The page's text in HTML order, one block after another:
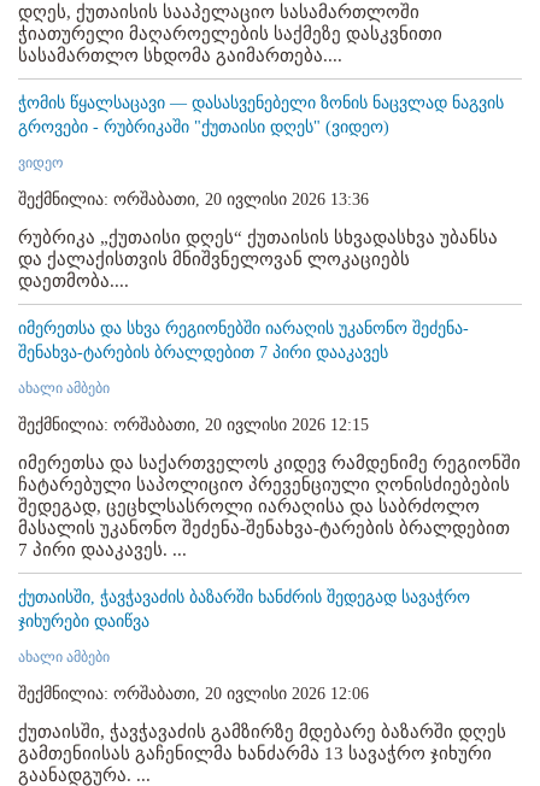
დღეს, ქუთაისის სააპელაციო სასამართლოში
ჭიათურელი მაღაროელების საქმეზე დასკვნითი
სასამართლო სხდომა გაიმართება....
ჭომის წყალსაცავი — დასასვენებელი ზონის ნაცვლად ნაგვის
გროვები - რუბრიკაში "ქუთაისი დღეს" (ვიდეო)
ვიდეო
შექმნილია: ორშაბათი, 20 ივლისი 2026 13:36
რუბრიკა „ქუთაისი დღეს“ ქუთაისის სხვადასხვა უბანსა
და ქალაქისთვის მნიშვნელოვან ლოკაციებს
დაეთმობა....
იმერეთსა და სხვა რეგიონებში იარაღის უკანონო შეძენა-
შენახვა-ტარების ბრალდებით 7 პირი დააკავეს
ახალი ამბები
შექმნილია: ორშაბათი, 20 ივლისი 2026 12:15
იმერეთსა და საქართველოს კიდევ რამდენიმე რეგიონში
ჩატარებული საპოლიციო პრევენციული ღონისძიებების
შედეგად, ცეცხლსასროლი იარაღისა და საბრძოლო
მასალის უკანონო შეძენა-შენახვა-ტარების ბრალდებით
7 პირი დააკავეს. ...
ქუთაისში, ჭავჭავაძის ბაზარში ხანძრის შედეგად სავაჭრო
ჯიხურები დაიწვა
ახალი ამბები
შექმნილია: ორშაბათი, 20 ივლისი 2026 12:06
ქუთაისში, ჭავჭავაძის გამზირზე მდებარე ბაზარში დღეს
გამთენიისას გაჩენილმა ხანძარმა 13 სავაჭრო ჯიხური
გაანადგურა. ...